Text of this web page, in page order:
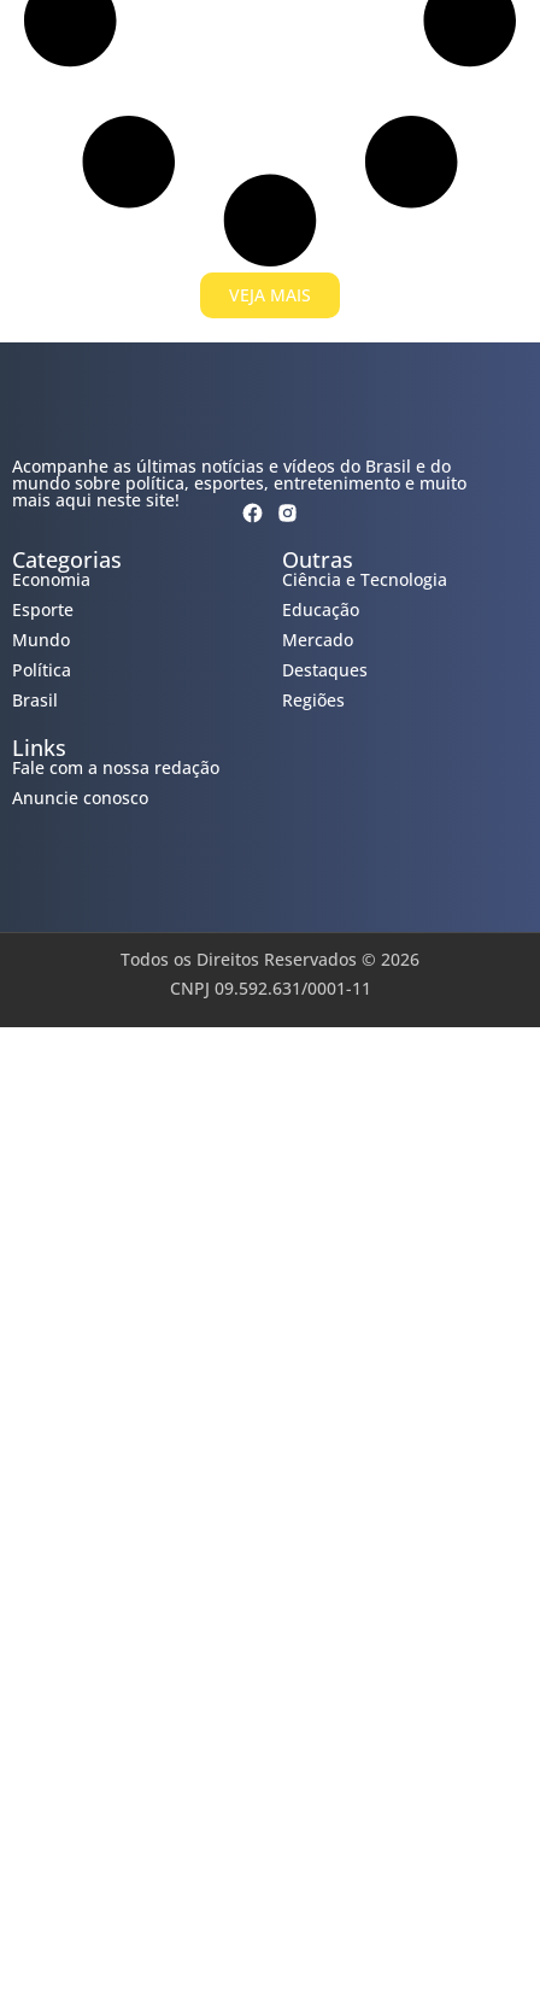
VEJA MAIS
Acompanhe as últimas notícias e vídeos do Brasil e do
mundo sobre política, esportes, entretenimento e muito
mais aqui neste site!
Categorias
Economia
Esporte
Mundo
Política
Brasil
Outras
Ciência e Tecnologia
Educação
Mercado
Destaques
Regiões
Links
Fale com a nossa redação
Anuncie conosco
Todos os Direitos Reservados © 2026
CNPJ 09.592.631/0001-11